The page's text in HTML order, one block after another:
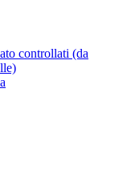
controllati (da